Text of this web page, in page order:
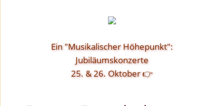
Ein "Musikalischer Höhepunkt":
Jubiläumskonzerte
25. & 26. Oktober 👉